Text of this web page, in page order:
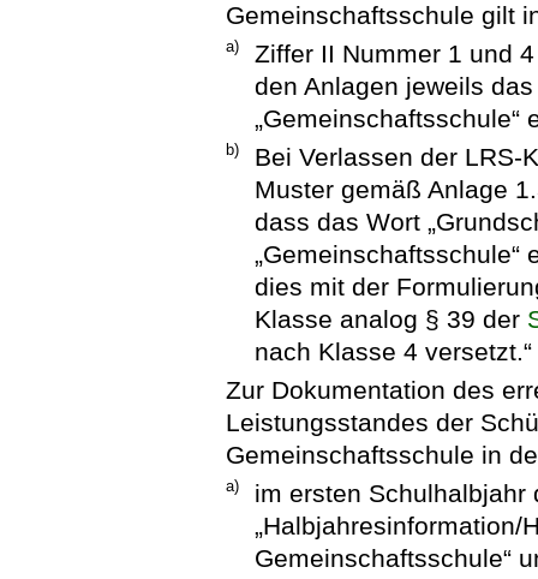
Gemeinschaftsschule gilt
a)
Ziffer II Nummer 1 und
den Anlagen jeweils
„Gemeinschaftsschule“
b)
Bei Verlassen der LRS-
Muster gemäß Anlage
dass das Wort
„Gemeinschaftsschule“
dies mit der
Klasse analog § 39 der
nach Klasse 4
Zur Dokumentation des
Leistungsstandes der
Gemeinschaftsschule in
a)
im ersten Schulhalbjahr
„Halbjahresinformation/
Gemeinschaftsschule“